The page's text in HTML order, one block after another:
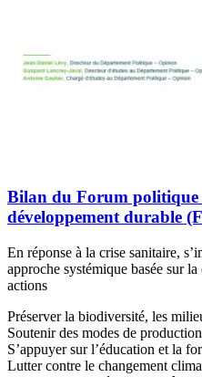
Bilan du Forum politique
développement durable
En réponse à la crise sanitaire,
approche systémique basée sur
actions
Préserver la biodiversité, les
Soutenir des modes de
S’appuyer sur l’éducation et la
Lutter contre le changement